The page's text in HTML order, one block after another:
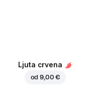
Ljuta crvena
od9,00 €